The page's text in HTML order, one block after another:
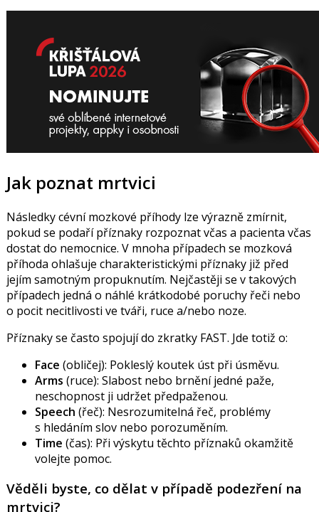
Jak poznat mrtvici
Následky cévní mozkové příhody lze výrazně zmírnit,
pokud se podaří příznaky rozpoznat včas a pacienta včas
dostat do nemocnice. V mnoha případech se mozková
příhoda ohlašuje charakteristickými příznaky již před
jejím samotným propuknutím. Nejčastěji se v takových
případech jedná o náhlé krátkodobé poruchy řeči nebo
o pocit necitlivosti ve tváři, ruce a/nebo noze.
Příznaky se často spojují do zkratky FAST. Jde totiž o:
Face (obličej): Pokleslý koutek úst při úsměvu.
Arms (ruce): Slabost nebo brnění jedné paže,
neschopnost ji udržet předpaženou.
Speech (řeč): Nesrozumitelná řeč, problémy
s hledáním slov nebo porozuměním.
Time (čas): Při výskytu těchto příznaků okamžitě
volejte pomoc.
Věděli byste, co dělat v případě podezření na
mrtvici?